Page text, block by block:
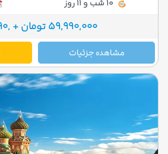
59,990,000 تومان + ,890 دلار
مشاهده جزئیات